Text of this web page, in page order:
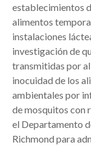
establecimientos
alimentos
instalaciones
investigación de
transmitidas por
inocuidad de los
ambientales por
de mosquitos con
el Departamento
Richmond para